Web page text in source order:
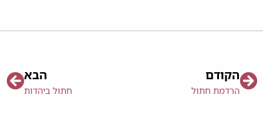
הקודם
הרדמת חתול
הבא
חתול ביהדות